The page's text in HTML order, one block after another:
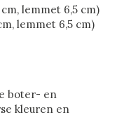
lemmet 6,5 cm)
lemmet 6,5 cm)
boter- en
kleuren en